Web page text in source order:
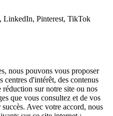
LinkedIn, Pinterest, TikTok
nous pouvons vous proposer
centres d'intérêt, des contenus
réduction sur notre site ou nos
que vous consultez et de vos
Avec votre accord, nous